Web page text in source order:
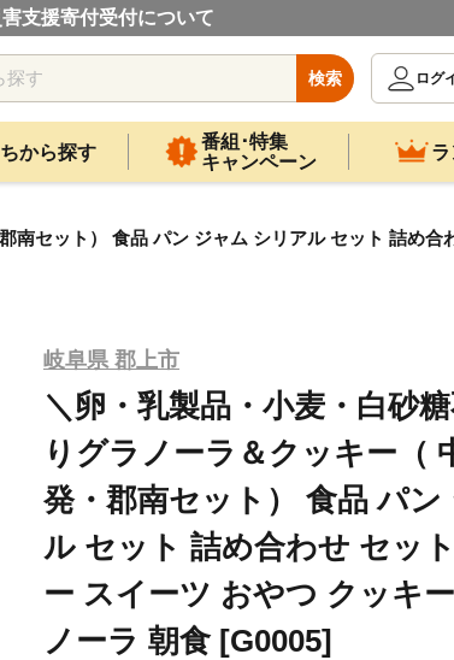
支援寄付受付について
検索
ログ
から探す
番組･特集
キャンペーン
セット） 食品 パン ジャム シリアル セット 詰め
岐阜県 郡上市
＼卵・乳製品・小麦・白砂
りグラノーラ＆クッキー（
発・郡南セット） 食品 パ
ル セット 詰め合わせ セッ
ー スイーツ おやつ クッキ
ノーラ 朝食 [G0005]